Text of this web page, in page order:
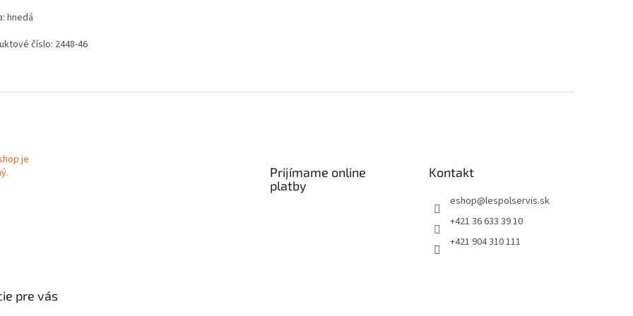
hnedá
číslo: 2448-46
Prijímame online
platby
Kontakt
eshop@lespolservis.sk
+421 36 633 39 10
+421 904 310 111
pre vás